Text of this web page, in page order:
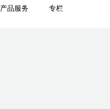
产品服务 专栏